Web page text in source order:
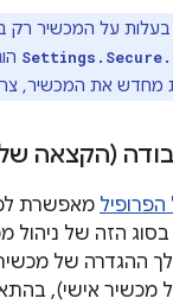
בעלות על המכשיר
את המכשיר,
(הקצאה של
מאפשרת
הזה של ניהול
ההגדרה של
מכשיר אישי),